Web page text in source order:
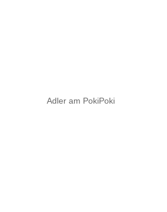
Adler am PokiPoki